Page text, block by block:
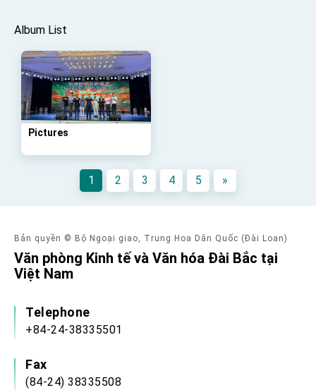
Album List
Pictures
1 2 3 4 5 »
Bản quyền © Bộ Ngoại giao, Trung Hoa Dân Quốc (Đài Loan)
Văn phòng Kinh tế và Văn hóa Đài Bắc tại
Việt Nam
Telephone
+84-24-38335501
Fax
(84-24) 38335508